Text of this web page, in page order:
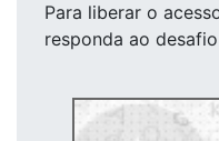
Para liberar o
responda ao